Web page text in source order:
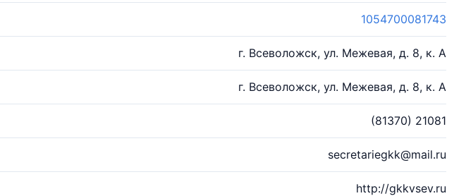
1054700081743
г. Всеволожск, ул. Межевая, д. 8, к. А
г. Всеволожск, ул. Межевая, д. 8, к. А
(81370) 21081
secretariegkk@mail.ru
http://gkkvsev.ru